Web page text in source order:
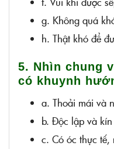
g. Không quá
h. Thật khó để
5. Nhìn chung
có khuynh
a. Thoải mái và
b. Độc lập và
c. Có óc thực tế,